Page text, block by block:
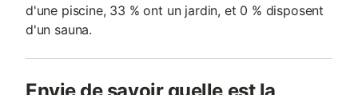
d'une piscine, 33 % ont un jardin, et 0 % disposent
d'un sauna.